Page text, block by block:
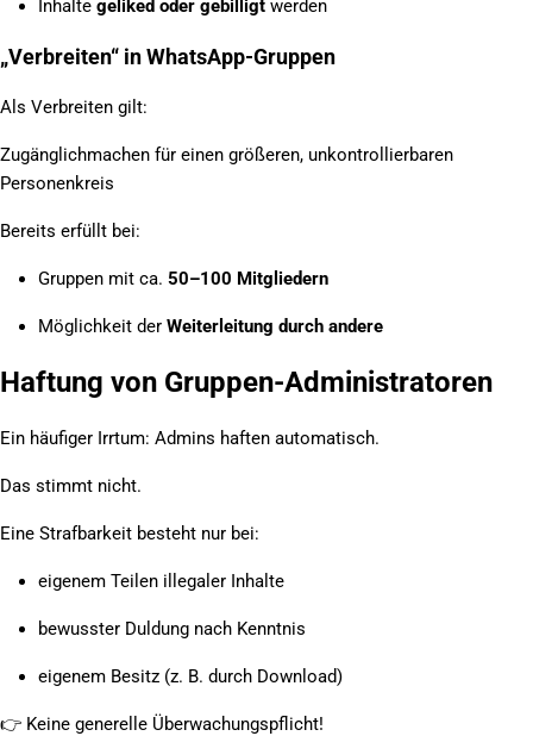
Inhalte geliked oder gebilligt werden
„Verbreiten“ in WhatsApp-Gruppen
Als Verbreiten gilt:
Zugänglichmachen für einen größeren, unkontrollierbaren
Personenkreis
Bereits erfüllt bei:
Gruppen mit ca. 50–100 Mitgliedern
Möglichkeit der Weiterleitung durch andere
Haftung von Gruppen-Administratoren
Ein häufiger Irrtum: Admins haften automatisch.
Das stimmt nicht.
Eine Strafbarkeit besteht nur bei:
eigenem Teilen illegaler Inhalte
bewusster Duldung nach Kenntnis
eigenem Besitz (z. B. durch Download)
👉 Keine generelle Überwachungspflicht!